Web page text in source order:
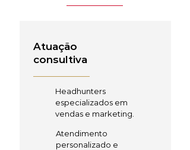
Atuação
consultiva
Headhunters
especializados em
vendas e marketing.
Atendimento
personalizado e